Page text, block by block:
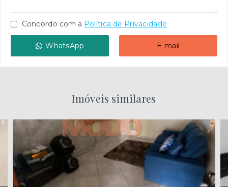
Concordo com a Política de Privacidade
WhatsApp E-mail
Imóveis similares